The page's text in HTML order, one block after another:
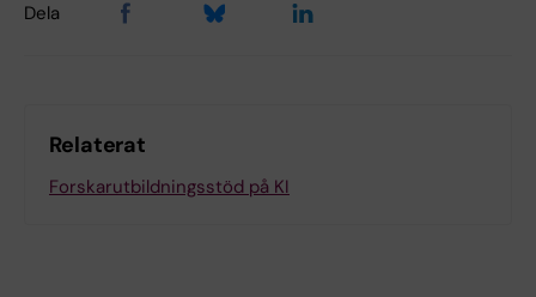
Dela
Relaterat
Forskarutbildningsstöd på KI